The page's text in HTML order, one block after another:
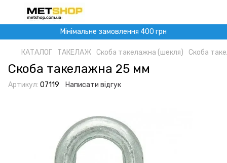
Мінімальне замовлення 400 грн
КАТАЛОГ ТАКЕЛАЖ Скоба такелажна (шекля) Скоба
Скоба такелажна 25 мм
Артикул: 07119 Написати відгук